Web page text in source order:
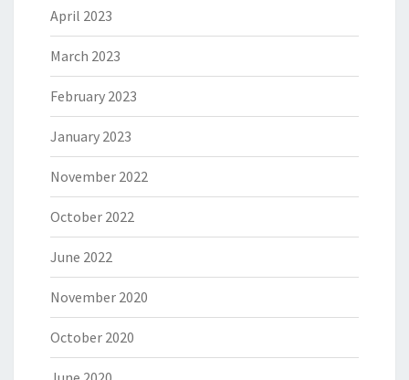
April 2023
March 2023
February 2023
January 2023
November 2022
October 2022
June 2022
November 2020
October 2020